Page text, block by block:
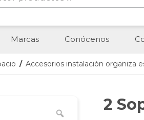
Marcas Conócenos
/ Accesorios instalación organiza
2